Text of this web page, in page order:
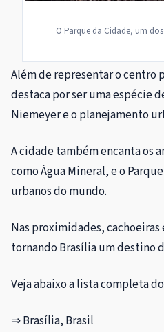
O Parque da Cidade, um
Além de representar o centro
destaca por ser uma espécie
Niemeyer e o planejamento
A cidade também encanta os
como Água Mineral, e o
urbanos do mundo.
Nas proximidades,
tornando Brasília um destino
Veja abaixo a lista completa
⇒ Brasília, Brasil